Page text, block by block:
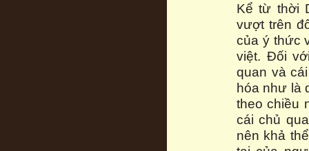
Kể từ thời
vượt trên
của ý thức
việt. Đối
quan và
hóa như là
theo chiều
cái chủ
nên khả